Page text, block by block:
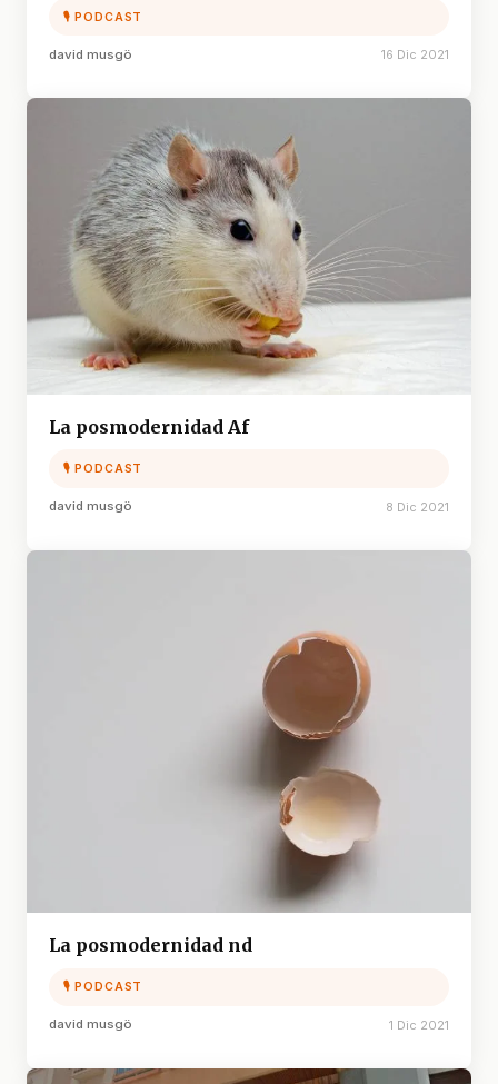
🎙 PODCAST
david musgö 16 Dic 2021
La posmodernidad Af
🎙 PODCAST
david musgö 8 Dic 2021
La posmodernidad nd
🎙 PODCAST
david musgö 1 Dic 2021